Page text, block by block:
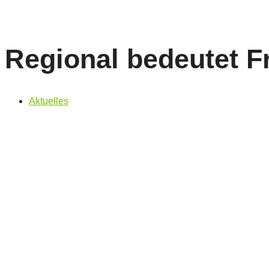
Regional bedeutet
Aktuelles